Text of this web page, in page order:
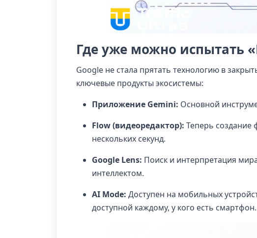
Где уже можно испытать
Google не стала прятать технологию в
ключевые продукты экосистемы:
Приложение Gemini: Основной
Flow (видеоредактор): Теперь создание
нескольких секунд.
Google Lens: Поиск и интерпретация
интеллектом.
AI Mode: Доступен на мобильных
доступной каждому, у кого есть смартфон.